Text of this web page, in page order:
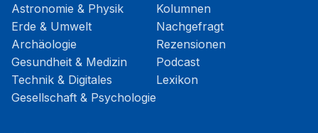
Astronomie & Physik
Erde & Umwelt
Archäologie
Gesundheit & Medizin
Technik & Digitales
Gesellschaft & Psychologie
Kolumnen
Nachgefragt
Rezensionen
Podcast
Lexikon